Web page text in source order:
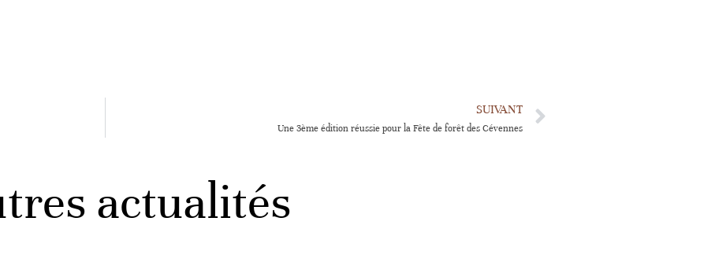
SUIVANT
Une 3ème édition réussie pour la Fête de forêt des Cévennes
actualités